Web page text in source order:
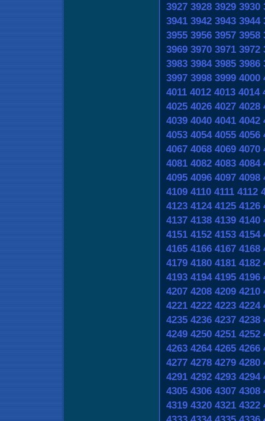
3927 3928 3929 3930
3941 3942 3943 3944
3955 3956 3957 3958
3969 3970 3971 3972
3983 3984 3985 3986
3997 3998 3999 4000
4011 4012 4013 4014
4025 4026 4027 4028
4039 4040 4041 4042
4053 4054 4055 4056
4067 4068 4069 4070
4081 4082 4083 4084
4095 4096 4097 4098
4109 4110 4111 4112
4123 4124 4125 4126
4137 4138 4139 4140
4151 4152 4153 4154
4165 4166 4167 4168
4179 4180 4181 4182
4193 4194 4195 4196
4207 4208 4209 4210
4221 4222 4223 4224
4235 4236 4237 4238
4249 4250 4251 4252
4263 4264 4265 4266
4277 4278 4279 4280
4291 4292 4293 4294
4305 4306 4307 4308
4319 4320 4321 4322